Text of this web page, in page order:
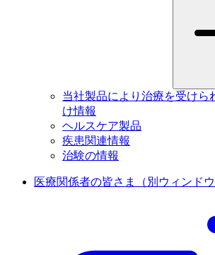
当社製品により治療を受けら
け情報
ヘルスケア製品
疾患関連情報
治験の情報
医療関係者の皆さま （別ウィンド